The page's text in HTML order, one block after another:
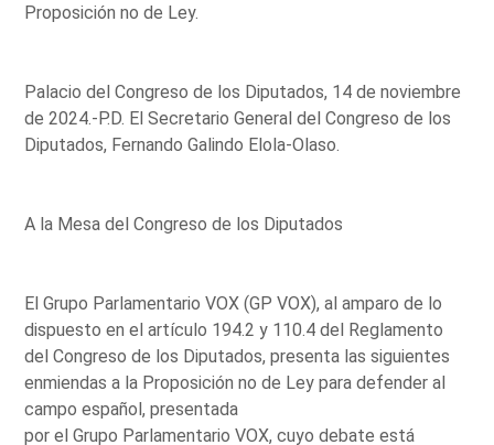
Proposición no de Ley.
Palacio del Congreso de los Diputados, 14 de noviembre
de 2024.-P.D. El Secretario General del Congreso de los
Diputados, Fernando Galindo Elola-Olaso.
A la Mesa del Congreso de los Diputados
El Grupo Parlamentario VOX (GP VOX), al amparo de lo
dispuesto en el artículo 194.2 y 110.4 del Reglamento
del Congreso de los Diputados, presenta las siguientes
enmiendas a la Proposición no de Ley para defender al
campo español, presentada
por el Grupo Parlamentario VOX, cuyo debate está